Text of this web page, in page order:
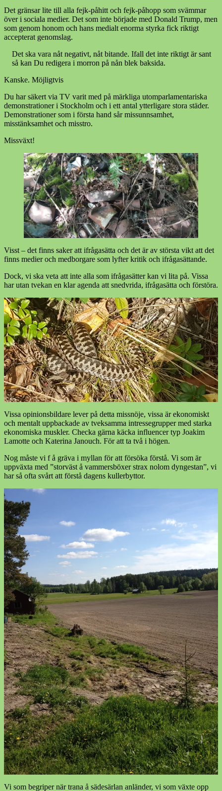
Det gränsar lite till alla fejk-påhitt och fejk-påhopp som svämmar
över i sociala medier. Det som inte började med Donald Trump, men
som genom honom och hans medialt enorma styrka fick riktigt
accepterat genomslag.
Det ska vara nåt negativt, nåt bitande. Ifall det inte riktigt är sant
så kan Du redigera i morron på nån blek baksida.
Kanske. Möjligtvis
Du har säkert via TV varit med på märkliga utomparlamentariska
demonstrationer i Stockholm och i ett antal ytterligare stora städer.
Demonstrationer som i första hand sår missunnsamhet,
misstänksamhet och misstro.
Missväxt!
Visst – det finns saker att ifrågasätta och det är av största vikt att det
finns medier och medborgare som lyfter kritik och ifrågasättande.
Dock, vi ska veta att inte alla som ifrågasätter kan vi lita på. Vissa
har utan tvekan en klar agenda att snedvrida, ifrågasätta och förstöra.
Vissa opinionsbildare lever på detta missnöje, vissa är ekonomiskt
och mentalt uppbackade av tveksamma intressegrupper med starka
ekonomiska muskler. Checka gärna käcka influencer typ Joakim
Lamotte och Katerina Janouch. För att ta två i högen.
Nog måste vi f å gräva i myllan för att försöka förstå. Vi som är
uppväxta med ”storväst å vammersböxer strax nolom dyngestan”, vi
har så ofta svårt att förstå dagens kullerbyttor.
Vi som begriper när trana å sädesärlan anländer, vi som växte opp